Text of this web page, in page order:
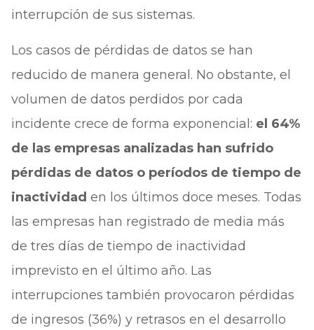
interrupción de sus sistemas.
Los casos de pérdidas de datos se han
reducido de manera general. No obstante, el
volumen de datos perdidos por cada
incidente crece de forma exponencial: el 64%
de las empresas analizadas han sufrido
pérdidas de datos o períodos de tiempo de
inactividad en los últimos doce meses. Todas
las empresas han registrado de media más
de tres días de tiempo de inactividad
imprevisto en el último año. Las
interrupciones también provocaron pérdidas
de ingresos (36%) y retrasos en el desarrollo